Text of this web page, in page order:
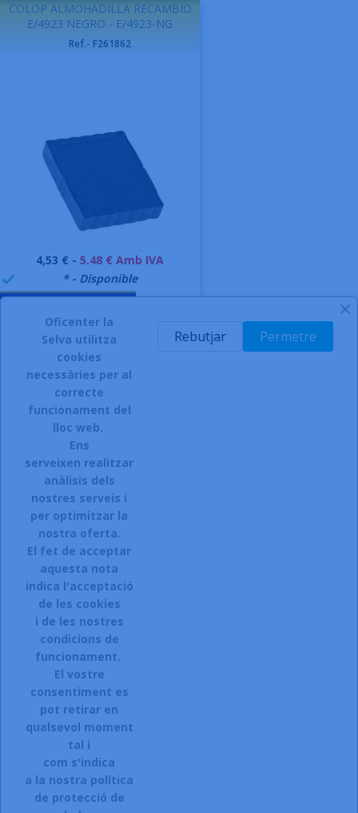
COLOP ALMOHADILLA RECAMBIO
E/4923 NEGRO - E/4923-NG
Ref.- F261862
Preu
4,53 € - 5.48 € Amb IVA
 * - Disponible
INSCRIURE'S AL BUTLLETÍ
Accepto el termes, condicions de servei i la política de
privacitat d'aquest lloc web.
ARTICLES
LA NOSTRA COMPANYIA
CONTACTEU:
Sol.licitar accés a la web.
Registreu-vos:
Si esteu interessats en donar-vos
d\'alta a la nostra botiga,
CLIQUEU AQUI.
Oficenter la
Selva utilitza
cookies
necessàries per al
correcte
funcionament del
lloc web.
Ens
serveixen realitzar
anàlisis dels
nostres serveis i
per optimitzar la
nostra oferta.
El fet de acceptar
aquesta nota
indica l'acceptació
de les cookies
i de les nostres
condicions de
funcionament.
El vostre
consentiment es
pot retirar en
qualsevol moment
tal i
com s'indica
a la nostra política
de protecció de
Permetre
Rebutjar